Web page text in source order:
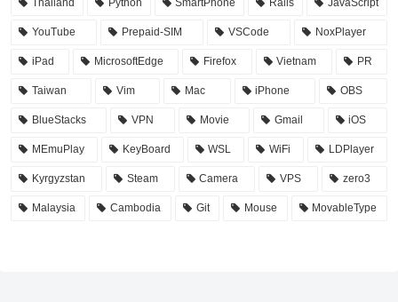
Thailand Python SmartPhone Rails JavaScript
YouTube Prepaid-SIM VSCode NoxPlayer
iPad MicrosoftEdge Firefox Vietnam PR
Taiwan Vim Mac iPhone OBS
BlueStacks VPN Movie Gmail iOS
MEmuPlay KeyBoard WSL WiFi LDPlayer
Kyrgyzstan Steam Camera VPS zero3
Malaysia Cambodia Git Mouse MovableType